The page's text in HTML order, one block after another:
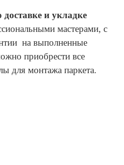
доставке и укладке
мастерами, с
на выполненные
приобрести все
для монтажа паркета.